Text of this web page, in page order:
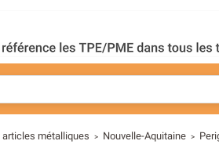
articles métalliques > Nouvelle-Aquitaine >